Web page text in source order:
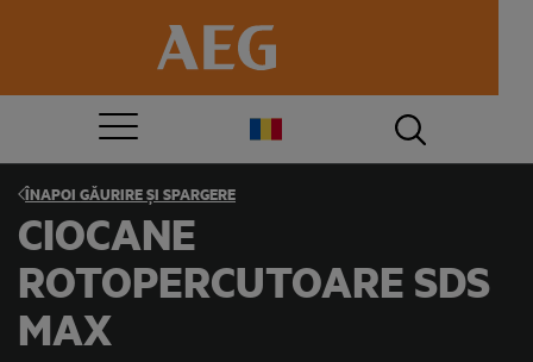
ÎNAPOI GĂURIRE ȘI SPARGERE
CIOCANE
ROTOPERCUTOARE SDS
MAX